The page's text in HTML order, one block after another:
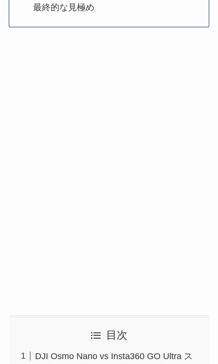
最終的な見極め
目次
DJI Osmo Nano vs Insta360 GO Ultra ス